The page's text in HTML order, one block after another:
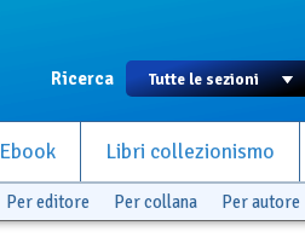
Ricerca
Ebook Libri collezionismo
Per editore Per collana Per autore